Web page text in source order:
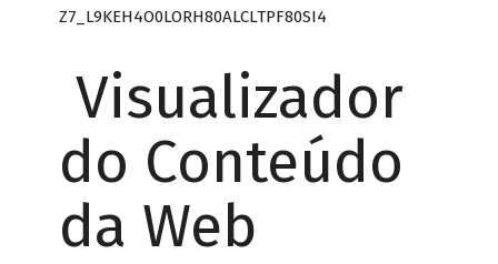
Z7_L9KEH4O0LORH80ALCLTPF80SI4
Visualizador
do Conteúdo
da Web